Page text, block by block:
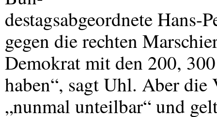
destagsabgeordnete
gegen die rechten
Demokrat mit den 200,
haben“, sagt Uhl. Aber
„nunmal unteilbar“ und